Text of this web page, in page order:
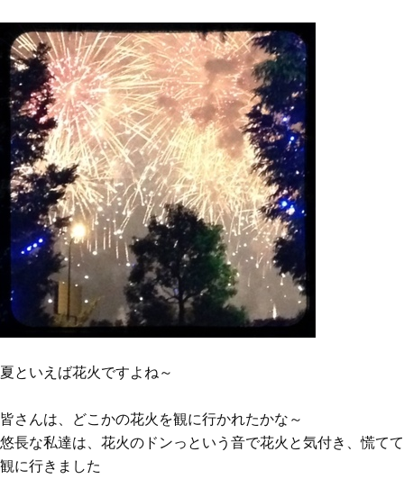
夏といえば花火ですよね～
皆さんは、どこかの花火を観に行かれたかな～
悠長な私達は、花火のドンっという音で花火と気付き、慌てて
観に行きました